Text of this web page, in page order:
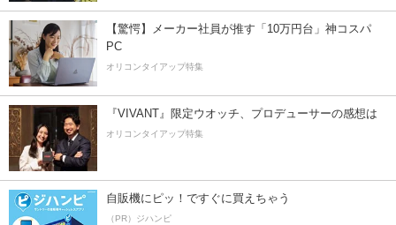
【驚愕】メーカー社員が推す「10万円台」神コスパ
PC
オリコンタイアップ特集
『VIVANT』限定ウオッチ、プロデューサーの感想は
オリコンタイアップ特集
自販機にピッ！ですぐに買えちゃう
（PR）ジハンピ